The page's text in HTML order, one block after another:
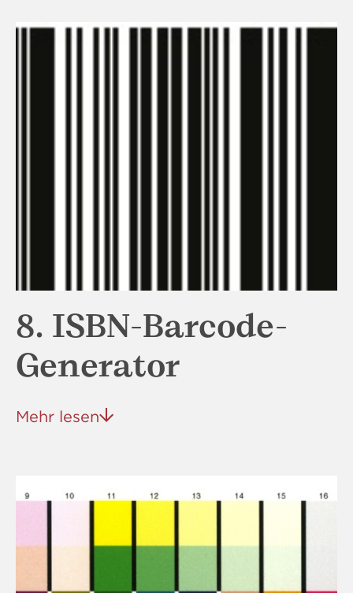
8. ISBN-Barcode-
Generator
Mehr lesen